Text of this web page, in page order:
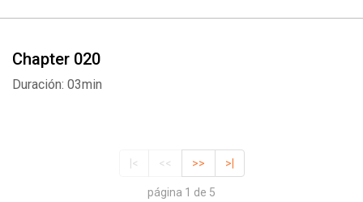
Chapter 020
Duración: 03min
|< << >> >|
página 1 de 5